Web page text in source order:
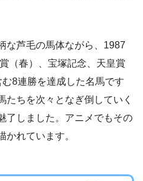
な芦毛の馬体ながら、1987
（春）、宝塚記念、天皇賞
む8連勝を達成した名馬です
たちを次々となぎ倒していく
了しました。アニメでもその
かれています。